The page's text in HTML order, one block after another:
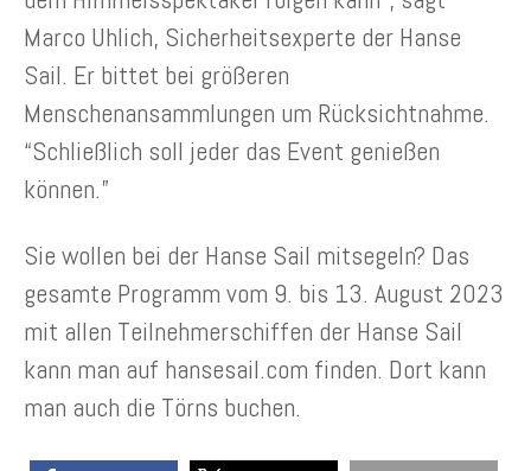
Marco Uhlich, Sicherheitsexperte der Hanse
Sail. Er bittet bei größeren
Menschenansammlungen um Rücksichtnahme.
“Schließlich soll jeder das Event genießen
können.”
Sie wollen bei der Hanse Sail mitsegeln? Das
gesamte Programm vom 9. bis 13. August 2023
mit allen Teilnehmerschiffen der Hanse Sail
kann man auf hansesail.com finden. Dort kann
man auch die Törns buchen.